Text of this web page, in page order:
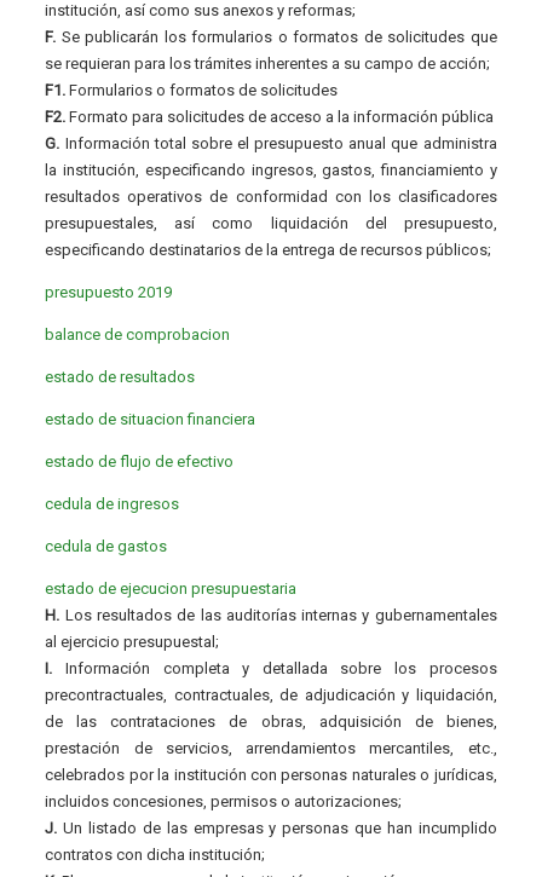
institución, así como sus anexos y reformas;
F. Se publicarán los formularios o formatos de solicitudes que
se requieran para los trámites inherentes a su campo de acción;
F1. Formularios o formatos de solicitudes
F2. Formato para solicitudes de acceso a la información pública
G. Información total sobre el presupuesto anual que administra
la institución, especificando ingresos, gastos, financiamiento y
resultados operativos de conformidad con los clasificadores
presupuestales, así como liquidación del presupuesto,
especificando destinatarios de la entrega de recursos públicos;
presupuesto 2019
balance de comprobacion
estado de resultados
estado de situacion financiera
estado de flujo de efectivo
cedula de ingresos
cedula de gastos
estado de ejecucion presupuestaria
H. Los resultados de las auditorías internas y gubernamentales
al ejercicio presupuestal;
I. Información completa y detallada sobre los procesos
precontractuales, contractuales, de adjudicación y liquidación,
de las contrataciones de obras, adquisición de bienes,
prestación de servicios, arrendamientos mercantiles, etc.,
celebrados por la institución con personas naturales o jurídicas,
incluidos concesiones, permisos o autorizaciones;
J. Un listado de las empresas y personas que han incumplido
contratos con dicha institución;